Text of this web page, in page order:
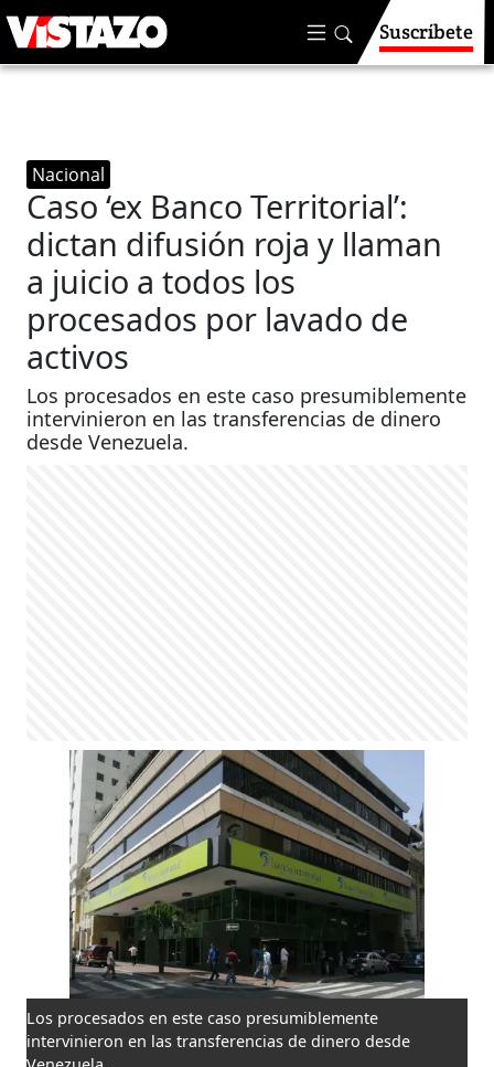
Suscríbete
Nacional
Caso ‘ex Banco Territorial’:
dictan difusión roja y llaman
a juicio a todos los
procesados por lavado de
activos
Los procesados en este caso presumiblemente
intervinieron en las transferencias de dinero
desde Venezuela.
Los procesados en este caso presumiblemente
intervinieron en las transferencias de dinero desde